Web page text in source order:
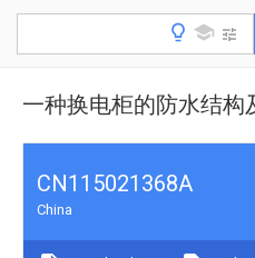
一种换电柜的防水结构
CN115021368A
China